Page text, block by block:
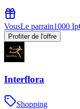
VousLe parrain1000
Profiter de l'offre
Interflora
Shopping